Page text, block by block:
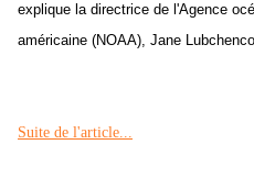
explique la directrice de l'Agence
américaine (NOAA), Jane
Suite de l'article...